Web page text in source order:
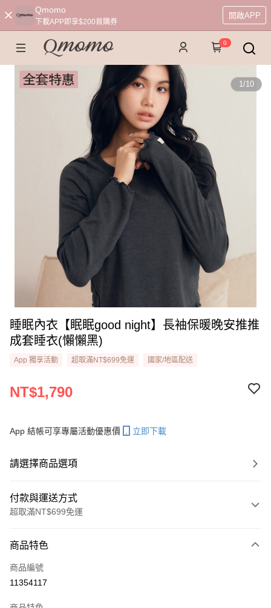
Qmomo
下載APP即享$200首購券
開啟APP
0
1/10
睡眠內衣【眠眠good night】長袖保暖晚安推推
成套睡衣​(懶懶黑)
App 獨享活動 超取滿NT$699免運 國家/地區配送
NT$1,790
App 結帳可享專屬活動優惠價 立即下載
請選擇商品選項
付款與運送方式
超取滿NT$699免運
信用卡一次付款
信用卡分期付款
商品特色
商品編號
11354117